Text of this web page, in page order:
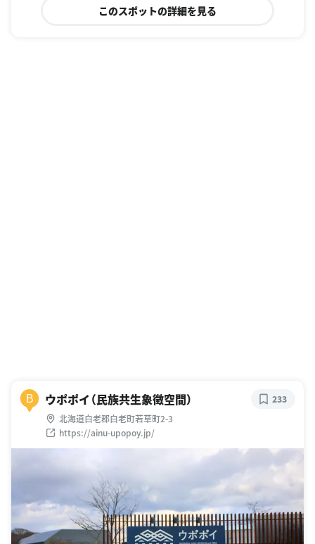
このスポットの詳細を見る
B ウポポイ（民族共生象徴空間）
北海道白老郡白老町若草町2-3
https://ainu-upopoy.jp/
233